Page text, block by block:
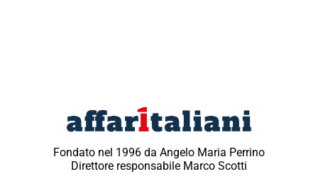
Fondato nel 1996 da Angelo Maria Perrino
Direttore responsabile Marco Scotti